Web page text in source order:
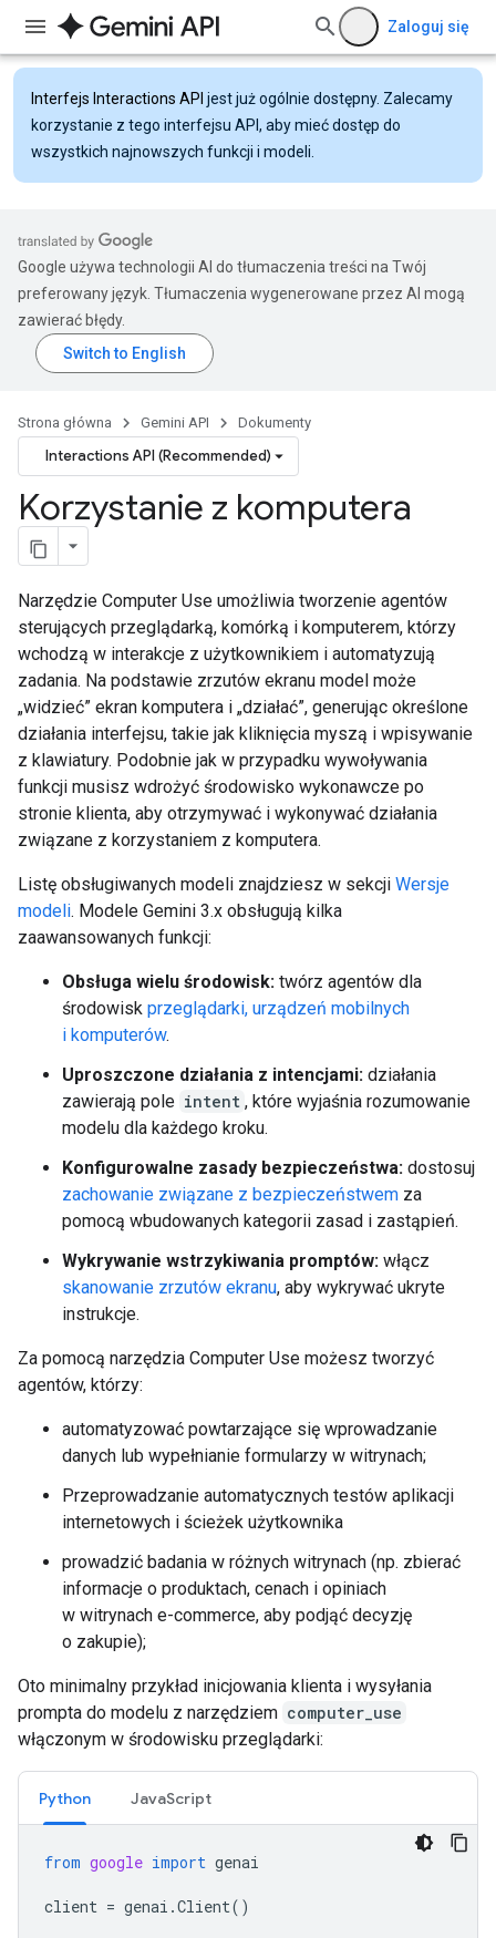
Zaloguj się
Interfejs Interactions API jest już ogólnie dostępny. Zalecamy
korzystanie z tego interfejsu API, aby mieć dostęp do
wszystkich najnowszych funkcji i modeli.
Google używa technologii AI do tłumaczenia treści na Twój
preferowany język. Tłumaczenia wygenerowane przez AI mogą
zawierać błędy.
Strona główna Gemini API Dokumenty
Interactions API (Recommended)
Korzystanie z komputera
Narzędzie Computer Use umożliwia tworzenie agentów
sterujących przeglądarką, komórką i komputerem, którzy
wchodzą w interakcje z użytkownikiem i automatyzują
zadania. Na podstawie zrzutów ekranu model może
„widzieć” ekran komputera i „działać”, generując określone
działania interfejsu, takie jak kliknięcia myszą i wpisywanie
z klawiatury. Podobnie jak w przypadku wywoływania
funkcji musisz wdrożyć środowisko wykonawcze po
stronie klienta, aby otrzymywać i wykonywać działania
związane z korzystaniem z komputera.
Listę obsługiwanych modeli znajdziesz w sekcji Wersje
modeli. Modele Gemini 3.x obsługują kilka
zaawansowanych funkcji:
Obsługa wielu środowisk: twórz agentów dla
środowisk przeglądarki, urządzeń mobilnych
i komputerów.
Uproszczone działania z intencjami: działania
zawierają pole intent , które wyjaśnia rozumowanie
modelu dla każdego kroku.
Konfigurowalne zasady bezpieczeństwa: dostosuj
zachowanie związane z bezpieczeństwem za
pomocą wbudowanych kategorii zasad i zastąpień.
Wykrywanie wstrzykiwania promptów: włącz
skanowanie zrzutów ekranu, aby wykrywać ukryte
instrukcje.
Za pomocą narzędzia Computer Use możesz tworzyć
agentów, którzy:
automatyzować powtarzające się wprowadzanie
danych lub wypełnianie formularzy w witrynach;
Przeprowadzanie automatycznych testów aplikacji
internetowych i ścieżek użytkownika
prowadzić badania w różnych witrynach (np. zbierać
informacje o produktach, cenach i opiniach
w witrynach e-commerce, aby podjąć decyzję
o zakupie);
Oto minimalny przykład inicjowania klienta i wysyłania
prompta do modelu z narzędziem computer_use
włączonym w środowisku przeglądarki:
Python JavaScript
from google import genai
client = genai .Client()